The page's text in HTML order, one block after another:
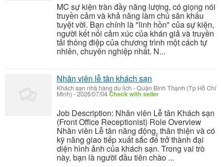
MC sự kiện tràn đầy năng lượng, có giọng nói
truyền cảm và khả năng làm chủ sân khấu
tuyệt vời. Bạn chính là "linh hồn" của sự kiện,
người kết nối cảm xúc của khán giả và truyền
tải thông điệp của chương trình một cách tự
nhiên, chuyên nghiệp nhất. N...
Nhân viên lễ tân khách sạn
Khách sạn nhà hàng du lịch -Quận Bình Thạnh (Tp Hồ Chí
Minh) -2026/07/04Check with seller
Job Description: Nhân viên Lễ tân Khách sạn
(Front Office Receptionist) Role Overview
Nhân viên Lễ tân năng động, thân thiện và có
kỹ năng giao tiếp xuất sắc để trở thành đại
diện hình ảnh của khách sạn. Trong vai trò
này, bạn là người đầu tiên chào ...